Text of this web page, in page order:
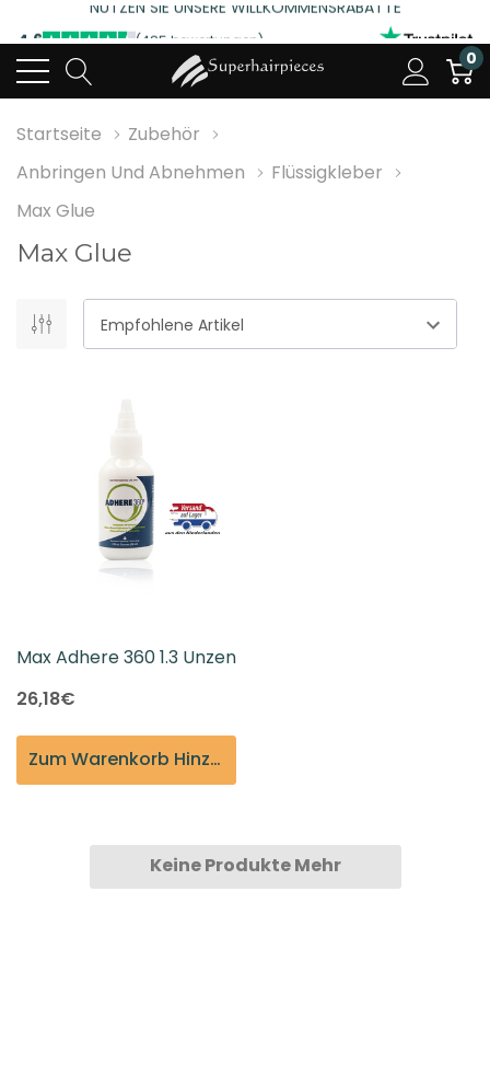
4.6
(485 bewertungen)
NUTZEN SIE UNSERE WILLKOMMENSRABATTE
4.6 (485 bewertungen)
0
Startseite
Zubehör
Anbringen Und Abnehmen
Flüssigkleber
Max Glue
Max Glue
Max Adhere 360 ​​1.3 Unzen
26,18€
Zum Warenkorb Hinzufügen
Keine Produkte Mehr